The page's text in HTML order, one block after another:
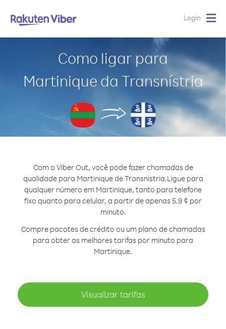
Login
Como ligar para
Martinique da Transnístria
Com o Viber Out, você pode fazer chamadas de
qualidade para Martinique de Transnístria.Ligue para
qualquer número em Martinique, tanto para telefone
fixo quanto para celular, a partir de apenas 5.9 ¢ por
minuto.
Compre pacotes de crédito ou um plano de chamadas
para obter as melhores tarifas por minuto para
Martinique.
Visualizar tarifas